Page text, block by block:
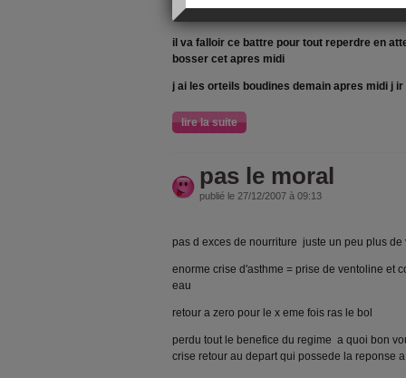
maintenant
il va falloir ce battre pour tout reperdre en
bosser cet apres midi
j ai les orteils boudines demain apres midi j ir
lire la suite
pas le moral
publié le 27/12/2007 à 09:13
pas d exces de nourriture juste un peu plus de
enorme crise d'asthme = prise de ventoline et
eau
retour a zero pour le x eme fois ras le bol
perdu tout le benefice du regime a quoi bon
crise retour au depart qui possede la reponse